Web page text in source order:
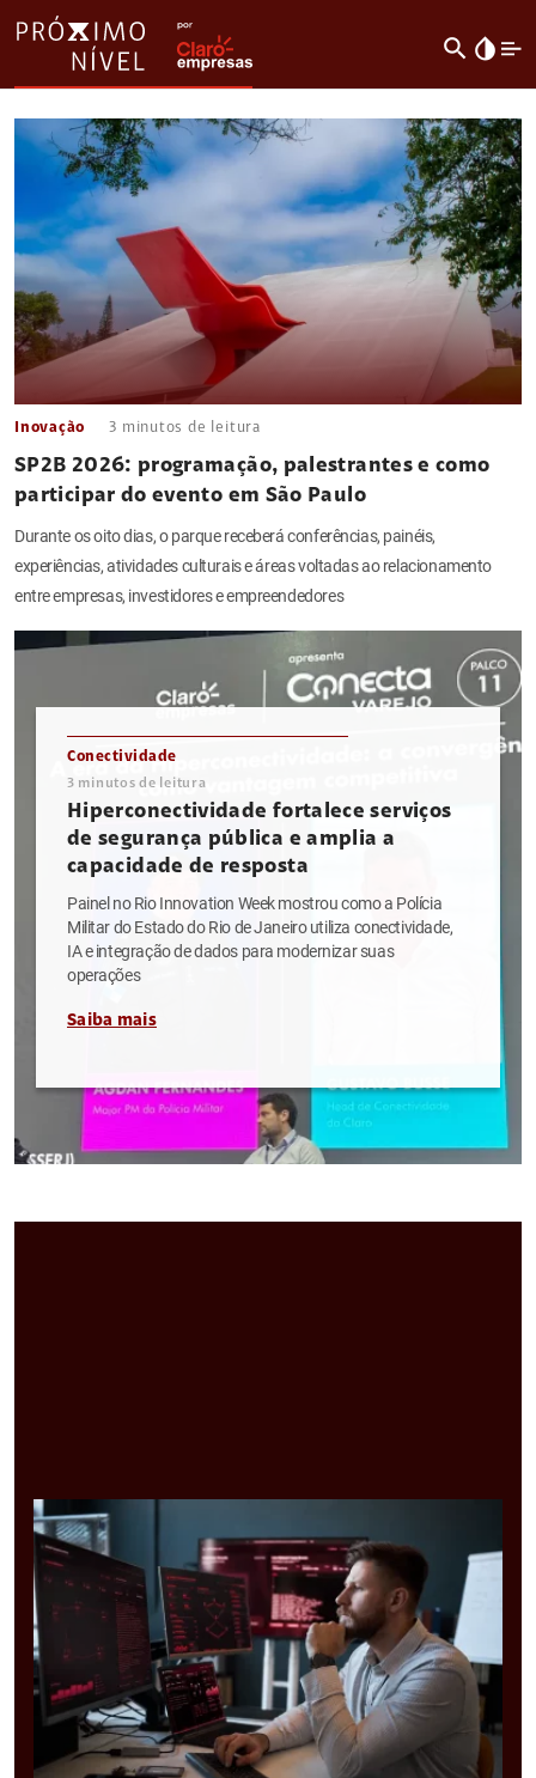
search invert_colors
Inovação 3 minutos de leitura
SP2B 2026: programação, palestrantes e como
participar do evento em São Paulo
Durante os oito dias, o parque receberá conferências, painéis,
experiências, atividades culturais e áreas voltadas ao relacionamento
entre empresas, investidores e empreendedores
Conectividade
3 minutos de leitura
Hiperconectividade fortalece serviços
de segurança pública e amplia a
capacidade de resposta
Painel no Rio Innovation Week mostrou como a Polícia
Militar do Estado do Rio de Janeiro utiliza conectividade,
IA e integração de dados para modernizar suas
operações
Saiba mais